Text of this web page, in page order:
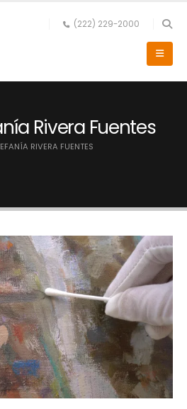
(222) 229-2000
Rivera Fuentes
RIVERA FUENTES